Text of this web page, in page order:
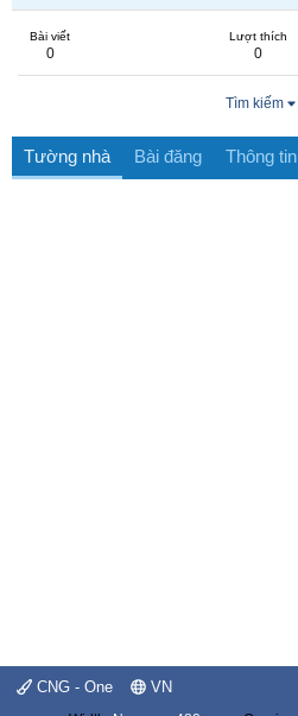
Bài viết
0
Lượt thích
0
Tìm kiếm
Tường nhà Bài đăng Thông tin
CNG - One VN